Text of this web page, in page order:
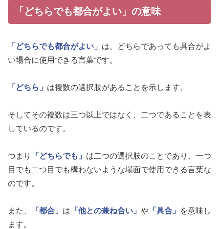
「どちらでも都合がよい」の意味
「どちらでも都合がよい」 は、どちらであっても具合がよ
い場合に使用できる言葉です。
「どちら」 は複数の選択肢があることを示します。
そしてその複数は三つ以上ではなく、二つであることを表
しているのです。
つまり 「どちらでも」 は二つの選択肢のことであり、一つ
目でも二つ目でも構わないような場面で使用できる言葉な
のです。
また、 「都合」 は 「他との兼ね合い」 や 「具合」
を意味し
ます。